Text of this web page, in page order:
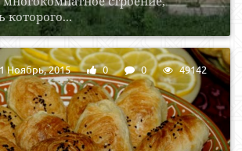
которого...
Ноябрь, 2015 0 0 49142